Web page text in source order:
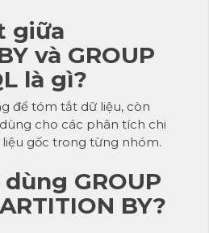
giữa
và GROUP
là gì?
để tóm tắt dữ liệu, còn
cho các phân tích chi
gốc trong từng nhóm.
GROUP
BY?